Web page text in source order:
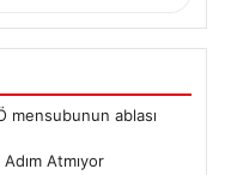
mensubunun ablası
Atmıyor